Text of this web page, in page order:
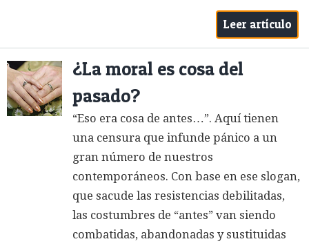
Leer artículo
¿La moral es cosa del
pasado?
“Eso era cosa de antes…”. Aquí tienen
una censura que infunde pánico a un
gran número de nuestros
contemporáneos. Con base en ese slogan,
que sacude las resistencias debilitadas,
las costumbres de “antes” van siendo
combatidas, abandonadas y sustituidas